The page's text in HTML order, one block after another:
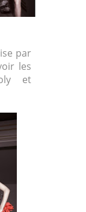
par
les
et